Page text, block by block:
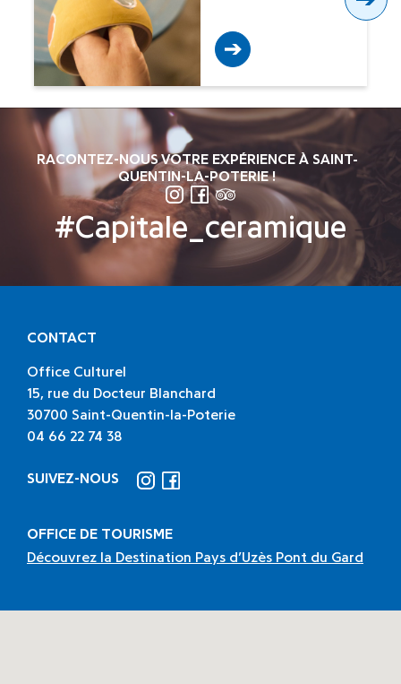
RACONTEZ-NOUS VOTRE EXPÉRIENCE À SAINT-
QUENTIN-LA-POTERIE !
SUIVEZ-NOUS SUR INSTAGRAM
SUIVEZ-NOUS SUR
SUIVEZ-NOUS SUR
#Capitale_ceramique
CONTACT
Office Culturel
15, rue du Docteur Blanchard
30700 Saint-Quentin-la-Poterie
04 66 22 74 38
SUIVEZ-NOUS Suivez-nous sur Instagram
OFFICE DE TOURISME
Découvrez la Destination Pays d’Uzès Pont du Gard